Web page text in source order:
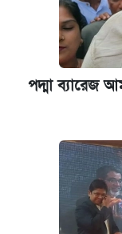
পদ্মা ব্যারেজ